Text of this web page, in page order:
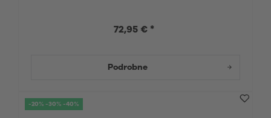
72,95 € *
Podrobne
-20% -30% -40%